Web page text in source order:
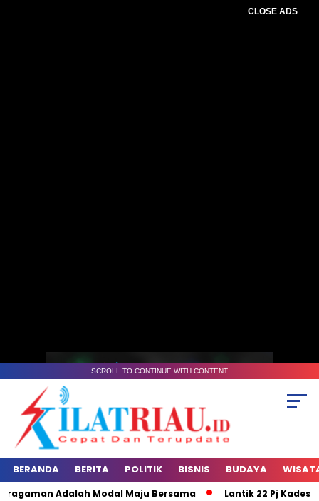
CLOSE ADS
SCROLL TO CONTINUE WITH CONTENT
BERANDA BERITA POLITIK BISNIS BUDAYA
Adalah Modal Maju Bersama Lantik 22 Pj Kades,